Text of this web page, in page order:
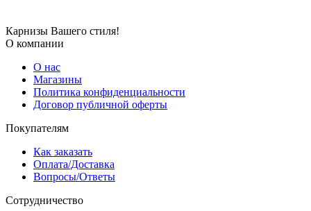
Карнизы Вашего стиля!
О компании
О нас
Магазины
Политика конфиденциальности
Договор публичной оферты
Покупателям
Как заказать
Оплата/Доставка
Вопросы/Ответы
Сотрудничество